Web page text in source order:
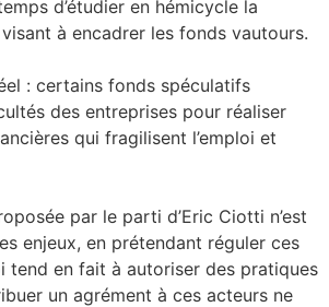
d’outils
d’étudier en hémicycle la
à encadrer les fonds vautours.
: certains fonds spéculatifs
des entreprises pour réaliser
qui fragilisent l’emploi et
par le parti d’Eric Ciotti n’est
enjeux, en prétendant réguler ces
tend en fait à autoriser des pratiques
un agrément à ces acteurs ne